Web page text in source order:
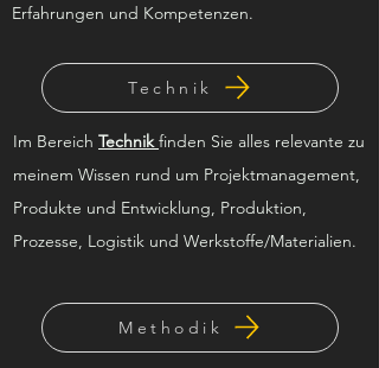
Erfahrungen und Kompetenzen.
Technik
Im Bereich Technik finden Sie alles relevante zu
meinem Wissen rund um Projektmanagement,
Produkte und Entwicklung, Produktion,
Prozesse, Logistik und Werkstoffe/Materialien.
Methodik